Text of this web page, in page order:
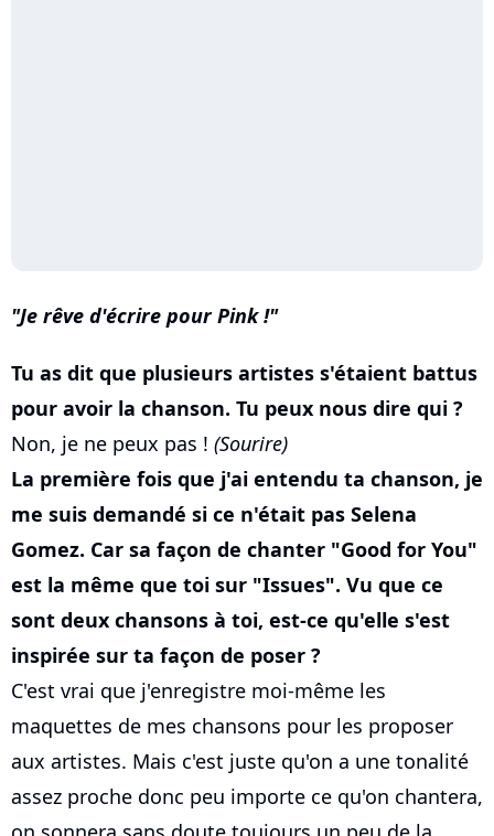
Je rêve d'écrire pourPink!
Tu as dit que plusieurs artistes s'étaient battus
pour avoir la chanson. Tu peux nous dire qui ?
Non, je ne peux pas ! (Sourire)
La première fois que j'ai entendu ta chanson, je
me suis demandé si ce n'était pas Selena
Gomez. Car sa façon de chanter "Good for You"
est la même que toi sur "Issues". Vu que ce
sont deux chansons à toi, est-ce qu'elle s'est
inspirée sur ta façon de poser ?
C'est vrai que j'enregistre moi-même les
maquettes de mes chansons pour les proposer
aux artistes. Mais c'est juste qu'on a une tonalité
assez proche donc peu importe ce qu'on chantera,